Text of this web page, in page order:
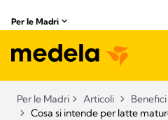
Per le Madri
Per le Madri Articoli
Cosa si intende per latte